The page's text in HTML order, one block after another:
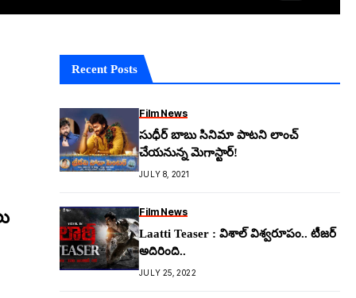
Recent Posts
Film News
సుధీర్ బాబు సినిమా పాటని లాంచ్
చేయనున్న మెగాస్టార్!
JULY 8, 2021
Film News
Laatti Teaser : విశాల్ విశ్వరూపం.. టీజర్
అదిరింది..
JULY 25, 2022